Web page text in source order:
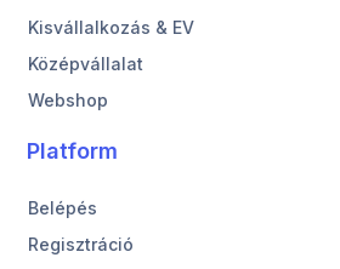
Kisvállalkozás & EV
Középvállalat
Webshop
Platform
Belépés
Regisztráció